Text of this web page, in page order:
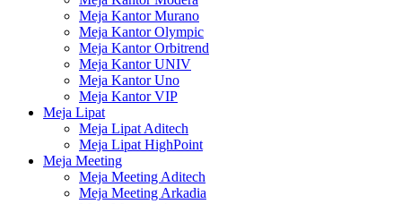
Meja Kantor Murano
Meja Kantor Olympic
Meja Kantor Orbitrend
Meja Kantor UNIV
Meja Kantor Uno
Meja Kantor VIP
Meja Lipat
Meja Lipat Aditech
Meja Lipat HighPoint
Meja Meeting
Meja Meeting Aditech
Meja Meeting Arkadia